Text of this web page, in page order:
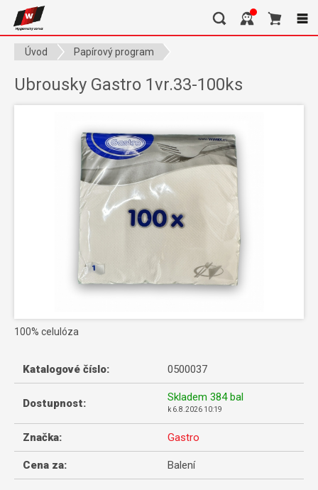
Úvod
Papírový program
Ubrousky Gastro 1vr.33-100ks
Ubrousky Gastro 1vr.33-100ks
100% celulóza
Katalogové číslo: 0500037
Dostupnost: Skladem 384 bal
k 6.8.2026 10:19
Značka: Gastro
Cena za: Balení